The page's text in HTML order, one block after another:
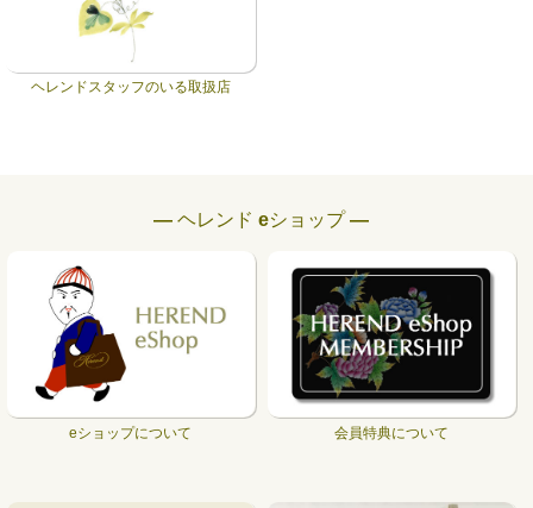
ヘレンドスタッフのいる取扱店
― ヘレンド eショップ ―
eショップについて 会員特典について